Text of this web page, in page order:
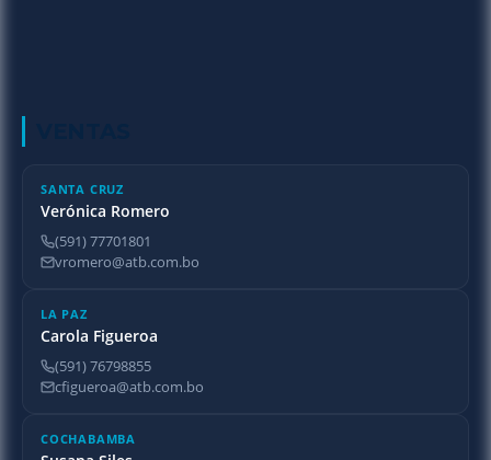
SANTA CRUZ
Verónica Romero
(591) 77701801
vromero@atb.com.bo
LA PAZ
Carola Figueroa
(591) 76798855
cfigueroa@atb.com.bo
COCHABAMBA